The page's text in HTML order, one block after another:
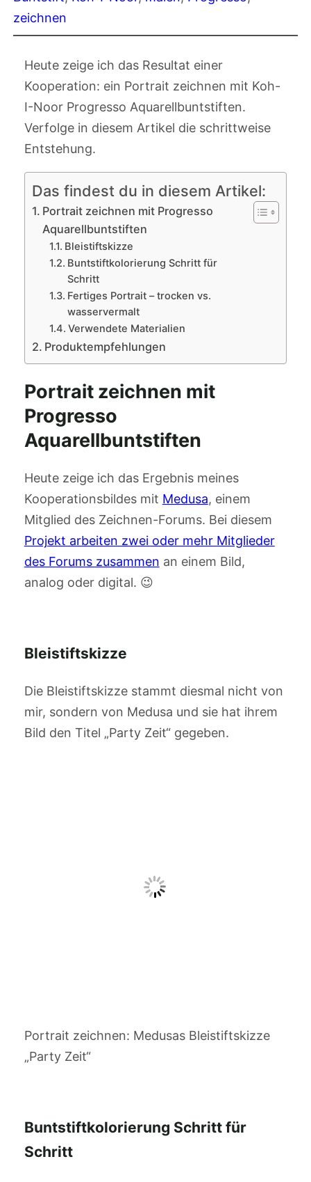
zeichnen
Heute zeige ich das Resultat einer
Kooperation: ein Portrait zeichnen mit Koh-
I-Noor Progresso Aquarellbuntstiften.
Verfolge in diesem Artikel die schrittweise
Entstehung.
Das findest du in diesem Artikel:
Portrait zeichnen mit Progresso
Aquarellbuntstiften
Bleistiftskizze
Buntstiftkolorierung Schritt für
Schritt
Fertiges Portrait – trocken vs.
wasservermalt
Verwendete Materialien
Produktempfehlungen
Portrait zeichnen mit
Progresso
Aquarellbuntstiften
Heute zeige ich das Ergebnis meines
Kooperationsbildes mit Medusa, einem
Mitglied des Zeichnen-Forums. Bei diesem
Projekt arbeiten zwei oder mehr Mitglieder
des Forums zusammen an einem Bild,
analog oder digital. 😉
Bleistiftskizze
Die Bleistiftskizze stammt diesmal nicht von
mir, sondern von Medusa und sie hat ihrem
Bild den Titel „Party Zeit“ gegeben.
Portrait zeichnen: Medusas Bleistiftskizze
„Party Zeit“
Buntstiftkolorierung Schritt für
Schritt